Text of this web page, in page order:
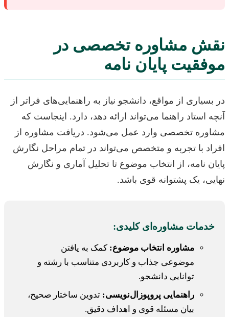
نقش مشاوره تخصصی در
موفقیت پایان نامه
در بسیاری از مواقع، دانشجو نیاز به راهنمایی‌های فراتر از
آنچه استاد راهنما می‌تواند ارائه دهد، دارد. اینجاست که
مشاوره تخصصی وارد عمل می‌شود. دریافت مشاوره از
افراد با تجربه و متخصص می‌تواند در تمام مراحل نگارش
پایان نامه، از انتخاب موضوع تا تحلیل آماری و نگارش
نهایی، یک پشتوانه قوی باشد.
خدمات مشاوره‌ای کلیدی:
مشاوره انتخاب موضوع: کمک به یافتن
موضوعی جذاب و کاربردی متناسب با رشته و
توانایی دانشجو.
راهنمایی پروپوزال‌نویسی: تدوین ساختار صحیح،
بیان مسئله قوی و اهداف دقیق.